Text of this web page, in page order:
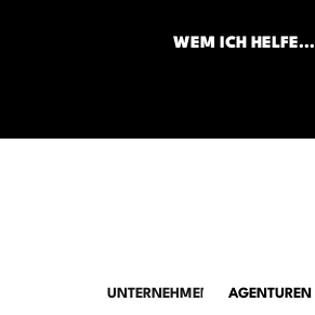
WEM ICH HELFE...
UNTERNEHMEN AGENTUREN